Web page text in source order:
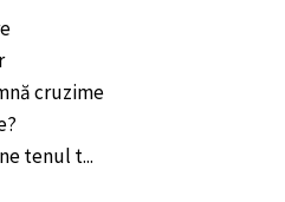
cruzime
tenul t...